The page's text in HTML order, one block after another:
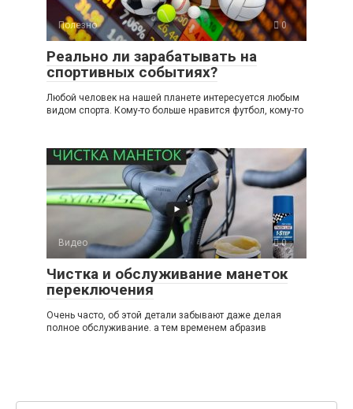
Полезно 0
Реально ли зарабатывать на
спортивных событиях?
Любой человек на нашей планете интересуется любым
видом спорта. Кому-то больше нравится футбол, кому-то
Видео 0
Чистка и обслуживание манеток
переключения
Очень часто, об этой детали забывают даже делая
полное обслуживание. а тем временем абразив